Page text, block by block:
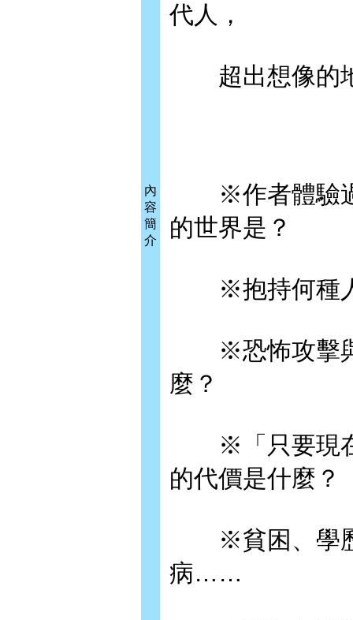
內
容
簡
介
代人，
超出想像的
※作者體驗過
的世界是？
※抱持何種人
※恐怖攻擊與
麼？
※「只要現在
的代價是什麼？
※貧困、學歷
病……